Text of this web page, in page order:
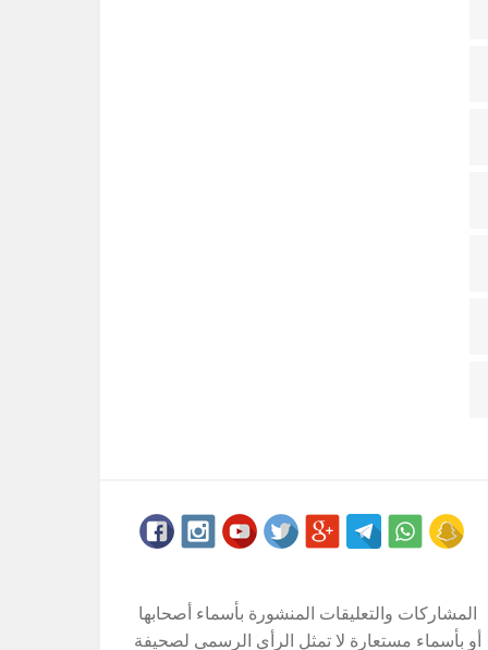
المشاركات والتعليقات المنشورة بأسماء أصحابها
أو بأسماء مستعارة لا تمثل الرأي الرسمي لصحيفة